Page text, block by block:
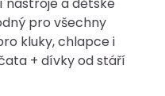
pro všechny
kluky, chlapce i
+ dívky od stáří